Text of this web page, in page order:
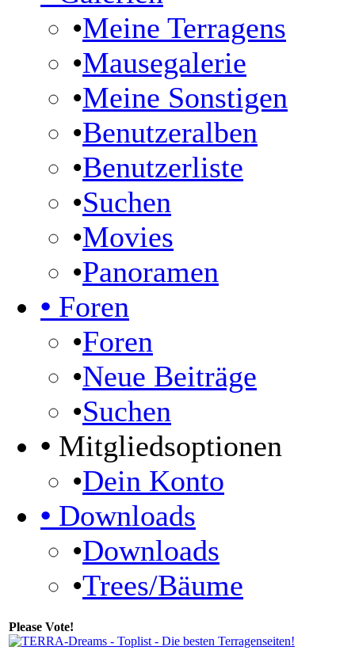
•Meine Terragens
•Mausegalerie
•Meine Sonstigen
•Benutzeralben
•Benutzerliste
•Suchen
•Movies
•Panoramen
• Foren
•Foren
•Neue Beiträge
•Suchen
• Mitgliedsoptionen
•Dein Konto
• Downloads
•Downloads
•Trees/Bäume
Please Vote!